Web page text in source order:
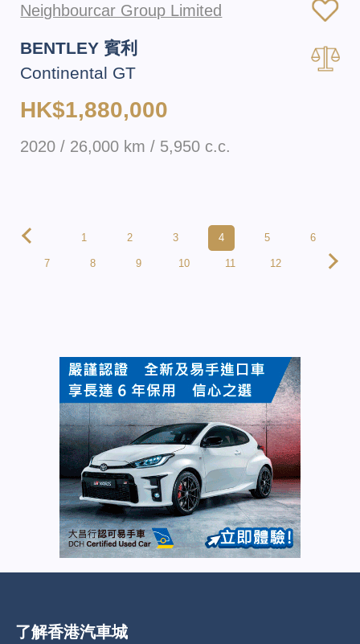
Neighbourcar Group Limited
BENTLEY 賓利
Continental GT
HK$1,880,000
2020 / 26,000 km / 5,950 c.c.
1 2 3 4 5 6
7 8 9 10 11 12
了解香港汽車城